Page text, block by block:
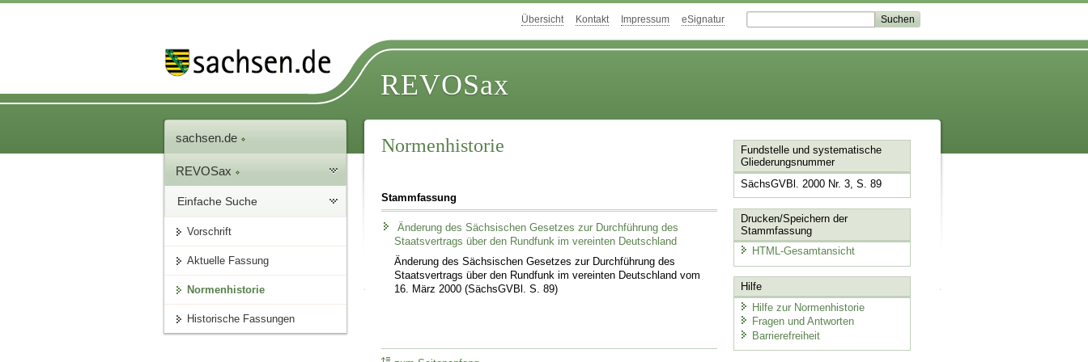
Übersicht Kontakt Impressum eSignatur
REVOSax
sachsen.de
REVOSax
Einfache Suche
Vorschrift
Aktuelle Fassung
Normenhistorie
Historische Fassungen
Normenhistorie
Stammfassung
Änderung des Sächsischen Gesetzes zur Durchführung des
Staatsvertrags über den Rundfunk im vereinten Deutschland
Änderung des Sächsischen Gesetzes zur Durchführung des
Staatsvertrags über den Rundfunk im vereinten Deutschland vom
16. März 2000 (SächsGVBl. S. 89)
Fundstelle und systematische
Gliederungsnummer
SächsGVBl. 2000 Nr. 3, S. 89
Drucken/Speichern der
Stammfassung
HTML-Gesamtansicht
Hilfe
Hilfe zur Normenhistorie
Fragen und Antworten
Barrierefreiheit